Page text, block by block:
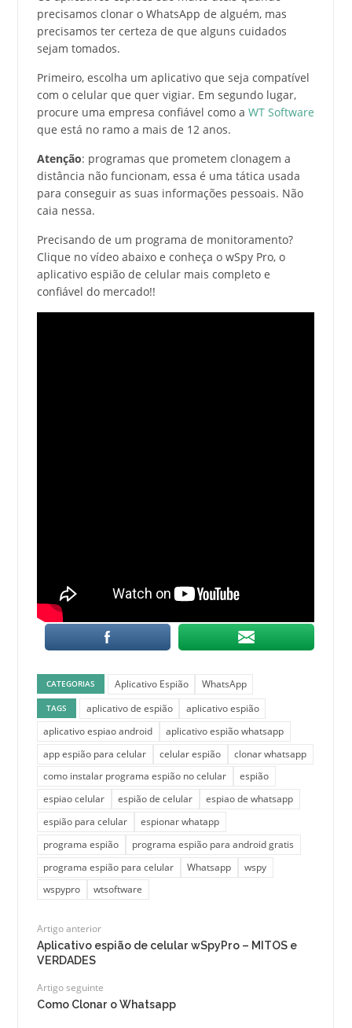
precisamos clonar o WhatsApp de alguém, mas
precisamos ter certeza de que alguns cuidados
sejam tomados.
Primeiro, escolha um aplicativo que seja compatível
com o celular que quer vigiar. Em segundo lugar,
procure uma empresa confiável como a WT Software
que está no ramo a mais de 12 anos.
Atenção: programas que prometem clonagem a
distância não funcionam, essa é uma tática usada
para conseguir as suas informações pessoais. Não
caia nessa.
Precisando de um programa de monitoramento?
Clique no vídeo abaixo e conheça o wSpy Pro, o
aplicativo espião de celular mais completo e
confiável do mercado!!
CATEGORIAS Aplicativo Espião WhatsApp
TAGS aplicativo de espião
aplicativo espião
aplicativo espiao android
aplicativo espião whatsapp
app espião para celular
celular espião
clonar whatsapp
como instalar programa espião no celular
espião
espiao celular
espião de celular
espiao de whatsapp
espião para celular
espionar whatapp
programa espião
programa espião para android gratis
programa espião para celular
Whatsapp
wspy
wspypro
wtsoftware
Artigo anterior
Aplicativo espião de celular wSpyPro – MITOS e
VERDADES
Artigo seguinte
Como Clonar o Whatsapp